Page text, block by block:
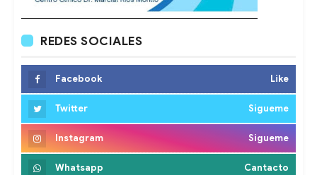
REDES SOCIALES
Facebook Like
Twitter Sigueme
Instagram Sigueme
Whatsapp Cantacto